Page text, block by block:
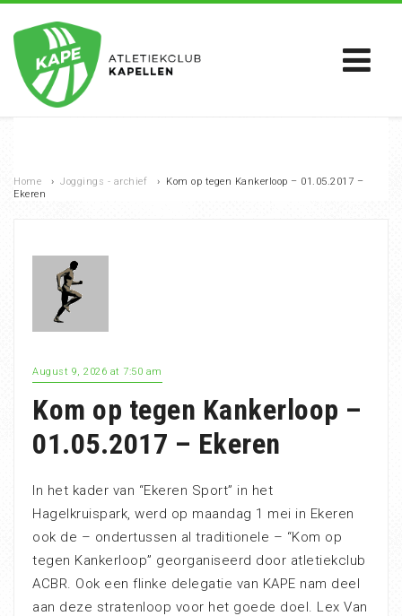
Home › Joggings - archief › Kom op tegen Kankerloop – 01.05.2017 –
Ekeren
August 9, 2026 at 7:50 am
Kom op tegen Kankerloop –
01.05.2017 – Ekeren
In het kader van “Ekeren Sport” in het
Hagelkruispark, werd op maandag 1 mei in Ekeren
ook de – ondertussen al traditionele – “Kom op
tegen Kankerloop” georganiseerd door atletiekclub
ACBR. Ook een flinke delegatie van KAPE nam deel
aan deze stratenloop voor het goede doel. Lex Van